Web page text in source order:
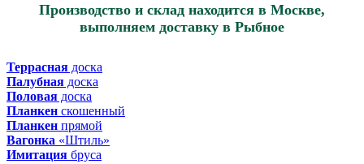
Производство и склад находится в Москве,
выполняем доставку в Рыбное
Террасная доска
Палубная доска
Половая доска
Планкен скошенный
Планкен прямой
Вагонка «Штиль»
Имитация бруса